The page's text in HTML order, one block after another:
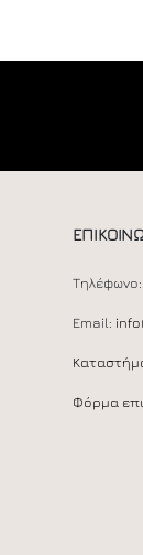
Τηλέφωνο:
Email:
Φόρμα